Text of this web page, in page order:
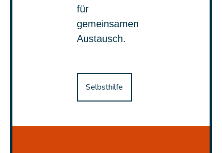
für
gemeinsamen
Austausch.
Selbsthilfe